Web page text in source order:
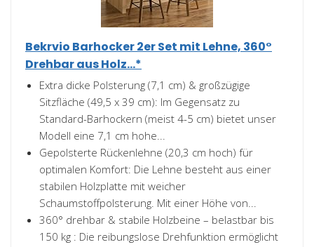
Bekrvio Barhocker 2er Set mit Lehne, 360°
Drehbar aus Holz...*
Extra dicke Polsterung (7,1 cm) & großzügige
Sitzfläche (49,5 x 39 cm): Im Gegensatz zu
Standard-Barhockern (meist 4-5 cm) bietet unser
Modell eine 7,1 cm hohe...
Gepolsterte Rückenlehne (20,3 cm hoch) für
optimalen Komfort: Die Lehne besteht aus einer
stabilen Holzplatte mit weicher
Schaumstoffpolsterung. Mit einer Höhe von...
360° drehbar & stabile Holzbeine – belastbar bis
150 kg : Die reibungslose Drehfunktion ermöglicht